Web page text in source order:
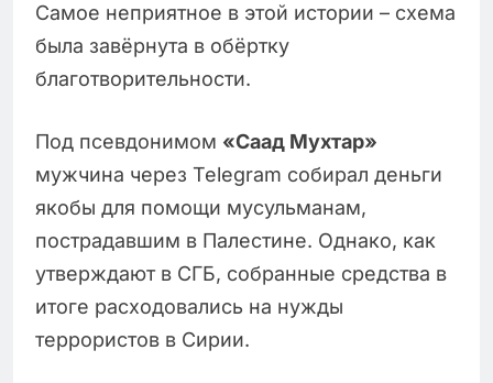
Самое неприятное в этой истории – схема
была завёрнута в обёртку
благотворительности.
Под псевдонимом «Саад Мухтар»
мужчина через Telegram собирал деньги
якобы для помощи мусульманам,
пострадавшим в Палестине. Однако, как
утверждают в СГБ, собранные средства в
итоге расходовались на нужды
террористов в Сирии.